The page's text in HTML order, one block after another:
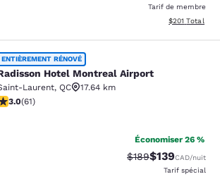
Tarif de membre
Afficher les
$201 Total
Montreal Airport
ENTIÈREMENT RÉNOVÉ
Hotel Montreal Airport
Laurent, QC
17.64 km
étoiles. Moyen. 61 commentaires
3.0(61)
Économiser 26 %
Tarif barré :
$189Tarif réduit :
$139CAD/nuit
Tarif spécial